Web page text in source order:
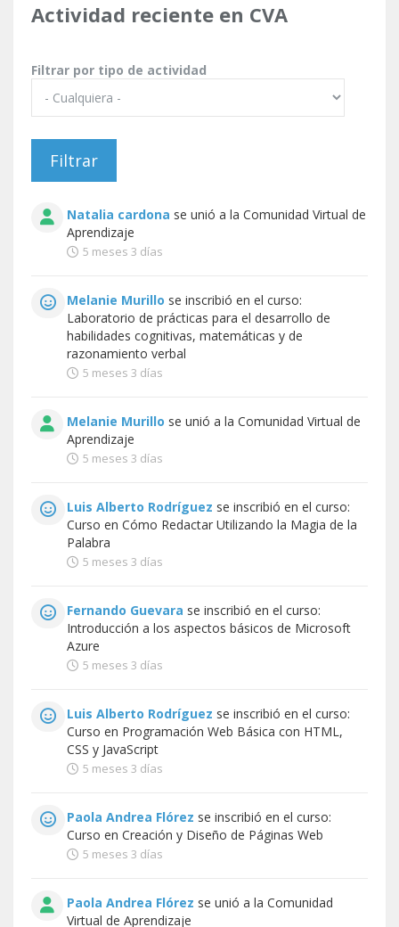
Actividad reciente en CVA
Filtrar por tipo de actividad
Natalia cardona se unió a la Comunidad Virtual de
Aprendizaje
5 meses 3 días
Melanie Murillo se inscribió en el curso:
Laboratorio de prácticas para el desarrollo de
habilidades cognitivas, matemáticas y de
razonamiento verbal
5 meses 3 días
Melanie Murillo se unió a la Comunidad Virtual de
Aprendizaje
5 meses 3 días
Luis Alberto Rodríguez se inscribió en el curso:
Curso en Cómo Redactar Utilizando la Magia de la
Palabra
5 meses 3 días
Fernando Guevara se inscribió en el curso:
Introducción a los aspectos básicos de Microsoft
Azure
5 meses 3 días
Luis Alberto Rodríguez se inscribió en el curso:
Curso en Programación Web Básica con HTML,
CSS y JavaScript
5 meses 3 días
Paola Andrea Flórez se inscribió en el curso:
Curso en Creación y Diseño de Páginas Web
5 meses 3 días
Paola Andrea Flórez se unió a la Comunidad
Virtual de Aprendizaje